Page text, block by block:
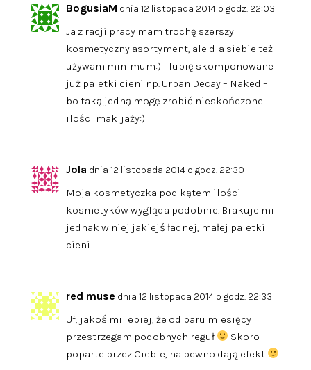
BogusiaM dnia 12 listopada 2014 o godz. 22:03
Ja z racji pracy mam trochę szerszy
kosmetyczny asortyment, ale dla siebie też
używam minimum:) I lubię skomponowane
już paletki cieni np. Urban Decay – Naked –
bo taką jedną mogę zrobić nieskończone
ilości makijaży:)
Jola dnia 12 listopada 2014 o godz. 22:30
Moja kosmetyczka pod kątem ilości
kosmetyków wygląda podobnie. Brakuje mi
jednak w niej jakiejś ładnej, małej paletki
cieni.
red muse dnia 12 listopada 2014 o godz. 22:33
Uf, jakoś mi lepiej, że od paru miesięcy
przestrzegam podobnych reguł
Skoro
poparte przez Ciebie, na pewno dają efekt